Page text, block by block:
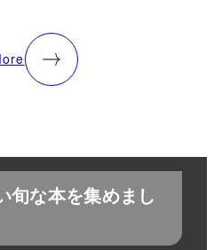
旬な本を集めまし